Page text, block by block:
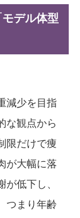
デル体型
減少を目指
な観点から
限だけで痩
が大幅に落
低下し、
つまり年齢